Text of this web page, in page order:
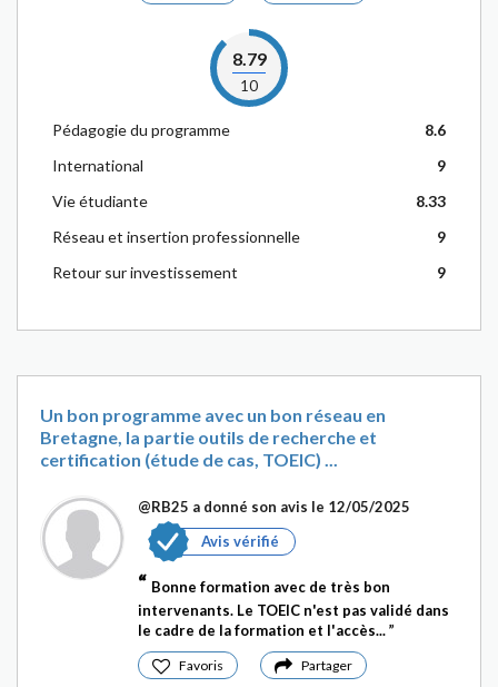
8.79
10
Pédagogie du programme
8.6
International
9
Vie étudiante
8.33
Réseau et insertion professionnelle
9
Retour sur investissement
9
Un bon programme avec un bon réseau en
Bretagne, la partie outils de recherche et
certification (étude de cas, TOEIC) ...
@RB25 a donné son avis le 12/05/2025
Avis vérifié
Bonne formation avec de très bon
intervenants. Le TOEIC n'est pas validé dans
le cadre de la formation et l'accès...
Favoris Partager